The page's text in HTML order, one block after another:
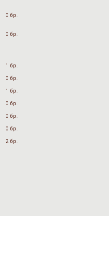
0 бр.
0 бр.
1 бр.
0 бр.
1 бр.
0 бр.
0 бр.
0 бр.
2 бр.